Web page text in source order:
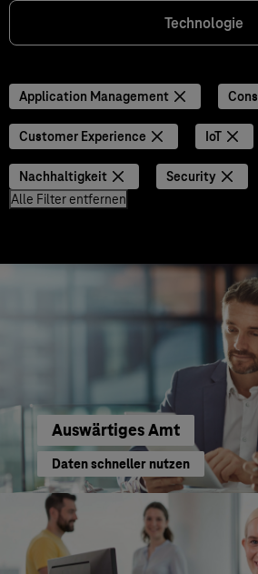
Technologie
Application Management
Customer Experience IoT
Nachhaltigkeit
Security
Alle Filter entfernen
Auswärtiges Amt
Daten schneller nutzen